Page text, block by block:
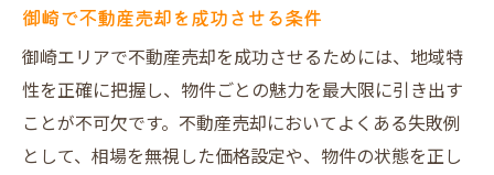
御崎で不動産売却を成功させる条件
御崎エリアで不動産売却を成功させるためには、地域特
性を正確に把握し、物件ごとの魅力を最大限に引き出す
ことが不可欠です。不動産売却においてよくある失敗例
として、相場を無視した価格設定や、物件の状態を正し